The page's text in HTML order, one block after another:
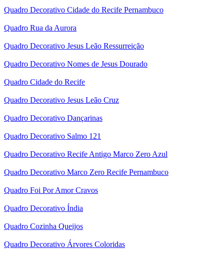
Quadro Decorativo Cidade do Recife Pernambuco
Quadro Rua da Aurora
Quadro Decorativo Jesus Leão Ressurreição
Quadro Decorativo Nomes de Jesus Dourado
Quadro Cidade do Recife
Quadro Decorativo Jesus Leão Cruz
Quadro Decorativo Dançarinas
Quadro Decorativo Salmo 121
Quadro Decorativo Recife Antigo Marco Zero Azul
Quadro Decorativo Marco Zero Recife Pernambuco
Quadro Foi Por Amor Cravos
Quadro Decorativo Índia
Quadro Cozinha Queijos
Quadro Decorativo Árvores Coloridas